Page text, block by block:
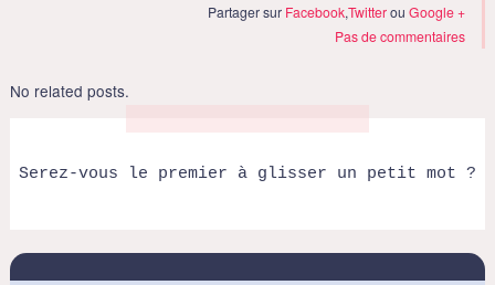
Partager sur Facebook,TwitterouGoogle +
Pas de commentaires
No related posts.
Serez-vous le premier à glisser un petit mot ?